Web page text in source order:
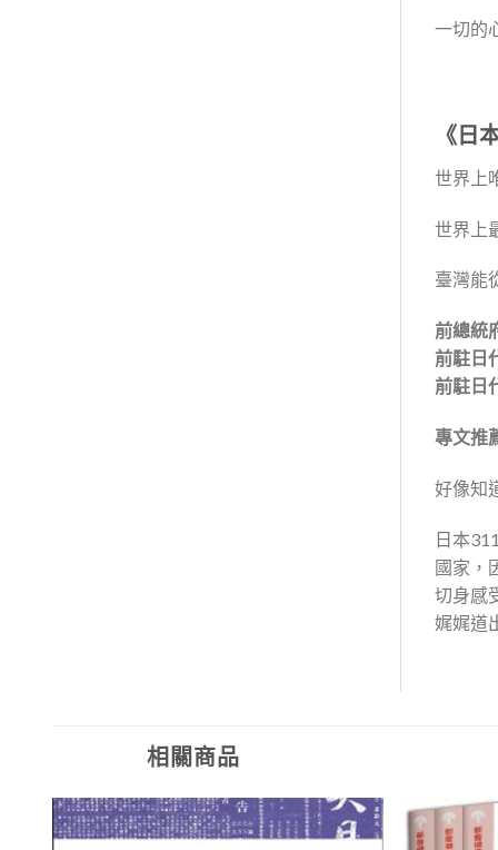
一切的
《日
世界上
世界上
臺灣能
前總統
前駐
前駐
專文推
好像知
日本
國家，
切身感
娓娓道
相關商品